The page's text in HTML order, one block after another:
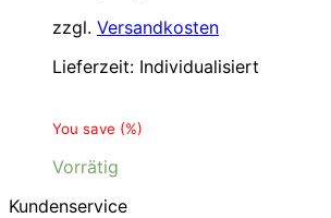
zzgl. Versandkosten
Lieferzeit: Individualisiert
You save (%)
Vorrätig
Kundenservice